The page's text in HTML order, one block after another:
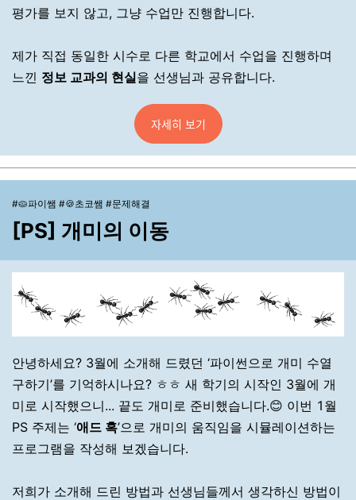
평가를 보지 않고, 그냥 수업만 진행합니다.
제가 직접 동일한 시수로 다른 학교에서 수업을 진행하며
느낀 정보 교과의 현실을 선생님과 공유합니다.
자세히 보기
#🥧파이쌤 #🍪초코쌤 #문제해결
[PS] 개미의 이동
안녕하세요? 3월에 소개해 드렸던 ‘파이썬으로 개미 수열
구하기’를 기억하시나요? ㅎㅎ 새 학기의 시작인 3월에 개
미로 시작했으니... 끝도 개미로 준비했습니다.😊 이번 1월
PS 주제는 ‘애드 혹’으로 개미의 움직임을 시뮬레이션하는
프로그램을 작성해 보겠습니다.
저희가 소개해 드린 방법과 선생님들께서 생각하신 방법이